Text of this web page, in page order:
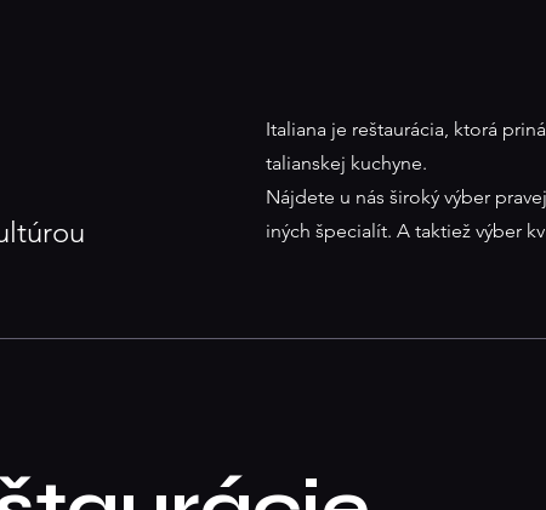
Italiana je reštaurácia, ktorá
talianskej kuchyne.
Nájdete u nás široký výber
iných špecialít. A taktiež výber